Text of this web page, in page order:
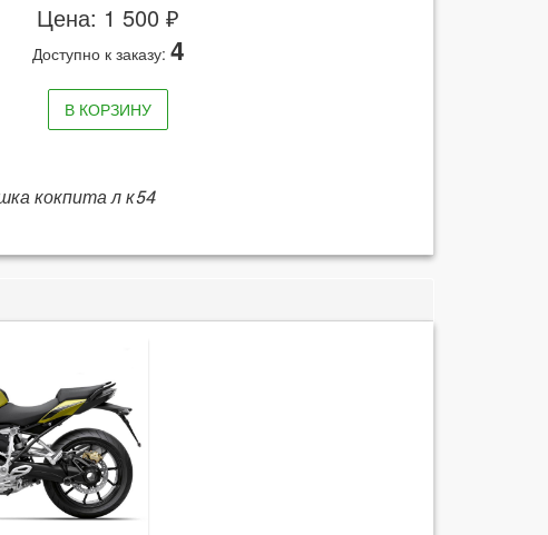
Цена: 1 500 ₽
Доступно к заказу: 4
В КОРЗИНУ
кокпита л к54